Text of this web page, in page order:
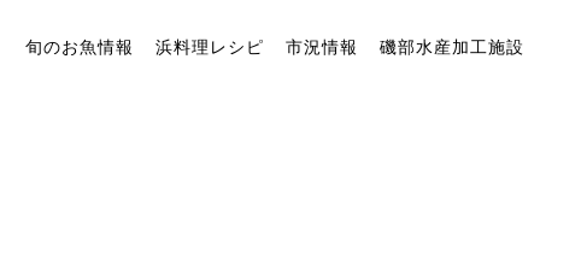
旬のお魚情報 浜料理レシピ 市況情報 磯部水産加工施設